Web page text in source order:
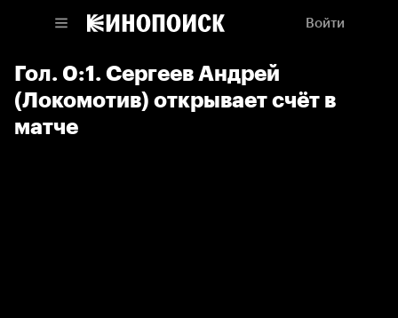
Войти
Гол. 0:1. Сергеев Андрей
(Локомотив) открывает счёт в
матче